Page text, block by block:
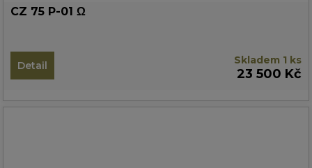
CZ 75 P-01 Ω
Detail Skladem 1 ks
23 500 Kč